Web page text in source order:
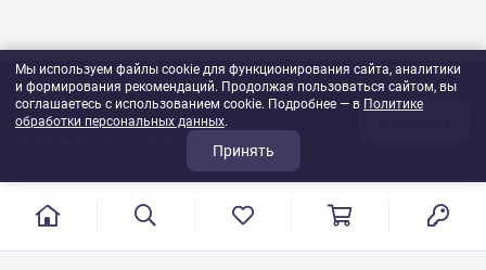
647 ₽
1шт
Мы используем файлы cookie для функционирования сайта, аналитики
и формирования рекомендаций. Продолжая пользоваться сайтом, вы
соглашаетесь с использованием cookie. Подробнее — в Политике
обработки персональных данных.
Принять